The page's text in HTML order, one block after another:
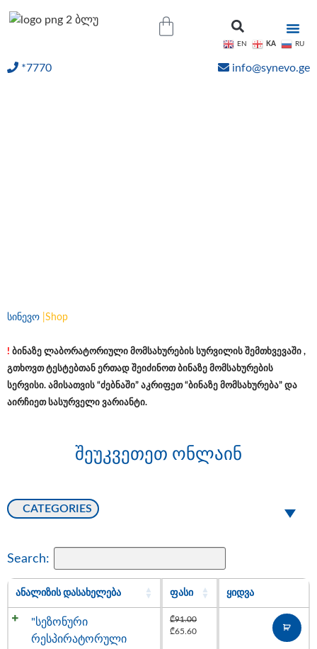
*7770 info@synevo.ge
სინევო Shop
! ბინაზე ლაბორატორიული მომსახურების სურვილის შემთხვევაში ,
გთხოვთ ტესტებთან ერთად შეიძინოთ ბინაზე მომსახურების
სერვისი. ამისათვის “ძებნაში” აკრიფეთ “ბინაზე მომსახურება” და
აირჩიეთ სასურველი ვარიანტი.
შეუკვეთეთ ონლაინ
CATEGORIES
Search:
ᲐᲜᲐᲚᲘᲖᲘᲡ ᲓᲐᲡᲐᲮᲔᲚᲔᲑᲐ ᲤᲐᲡᲘ ᲧᲘᲓᲕᲐ
"სეზონური
რესპირატორული
₾91.00
₾65.60
EN KA RU